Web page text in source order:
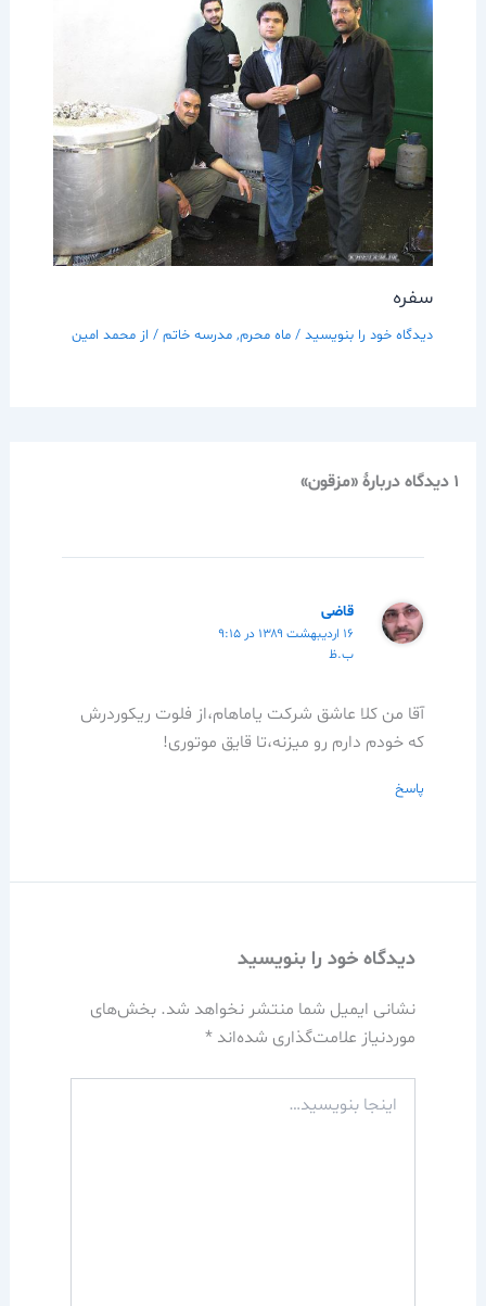
سفره
دیدگاه‌ خود را بنویسید / ماه محرم, مدرسه خاتم/ از محمد امین
1 دیدگاه دربارهٔ «مزقون»
قاضی
۱۶ اردیبهشت ۱۳۸۹ در ۹:۱۵
ب.ظ
آقا من کلا عاشق شرکت یاماهام،از فلوت ریکوردرش
که خودم دارم رو میزنه،تا قایق موتوری!
پاسخ
دیدگاه‌ خود را بنویسید
نشانی ایمیل شما منتشر نخواهد شد. بخش‌های
موردنیاز علامت‌گذاری شده‌اند *
بنویسید…